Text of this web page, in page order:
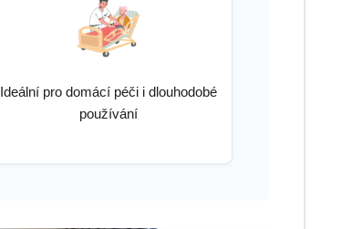
Ideální pro domácí péči i dlouhodobé
používání